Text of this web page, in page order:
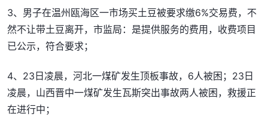
3、男子在温州瓯海区一市场买土豆被要求缴6%交易费，不
然不让带土豆离开，市监局：是提供服务的费用，收费项目
已公示，符合要求；
4、23日凌晨，河北一煤矿发生顶板事故，6人被困；23日
凌晨，山西晋中一煤矿发生瓦斯突出事故两人被困，救援正
在进行中；